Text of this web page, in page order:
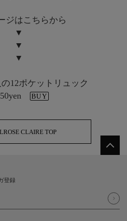
ジはこちらから
▼
▼
▼
12ポケットリュック
BUY
CLAIRE TOP
登録